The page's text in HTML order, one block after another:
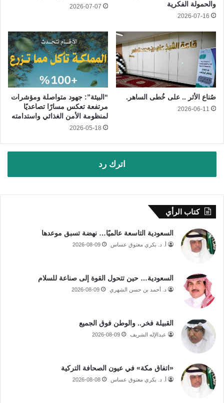
والحمولة الفكرية
2026-07-16
2026-07-07
صُناع الأثر .. على خُطى الساهر.
2026-06-11
“البيئة”: جهود متواصلة ومؤشرات
مرتفعة تعكس مسارًا تصاعديًا
لمنظومة الأمن الغذائي واستدامته
2026-05-18
اترك رد
كتاب الرأي
السعودية التاسعة عالميًا… نهضة تسبق موعدها
أ. د. بكري معتوق عساس 2026-08-09
السعودية… حين تتحول القوة إلى صناعة للسلام
د. أحمد بن حسن الشهري 2026-08-09
القبيلة فخر.. والوطن فوق الجميع
عبدالإله الشريف 2026-08-09
«اتفاق مكة» في عيون الصحافة التركية
أ. د. بكري معتوق عساس 2026-08-08